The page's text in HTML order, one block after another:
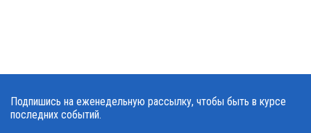
Подпишись на еженедельную рассылку, чтобы быть в курсе
последних событий.